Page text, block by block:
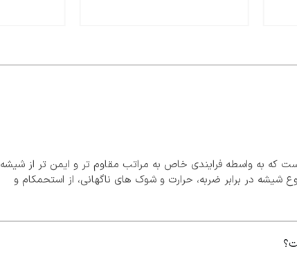
که به واسطه فرایندی خاص به مراتب مقاوم تر و ایمن تر از شیشه
در برابر ضربه، حرارت و شوک های ناگهانی، از استحمکام و